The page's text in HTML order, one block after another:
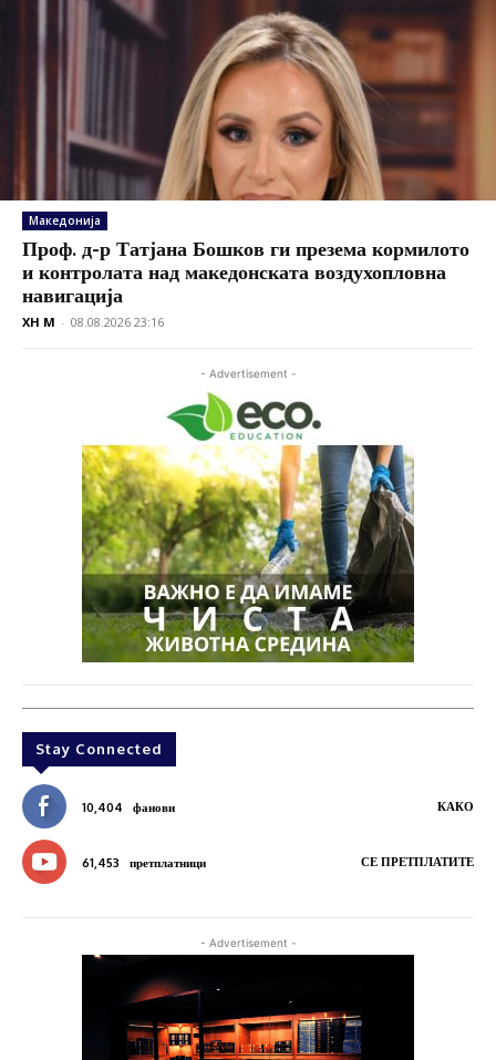
Македонија
Проф. д-р Татјана Бошков ги презема кормилото
и контролата над македонската воздухопловна
навигација
XH M - 08.08.2026 23:16
- Advertisement -
Stay Connected
10,404 фанови КАКО
61,453 претплатници СЕ ПРЕТПЛАТИТЕ
- Advertisement -